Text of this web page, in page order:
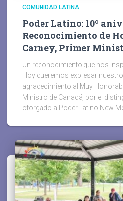
COMUNIDAD LATINA
Poder Latino: 10º
Reconocimiento de
Carney, Primer
Un reconocimiento que nos
Hoy queremos expresar
agradecimiento al Muy
Ministro de Canadá, por el
otorgado a Poder Latino New